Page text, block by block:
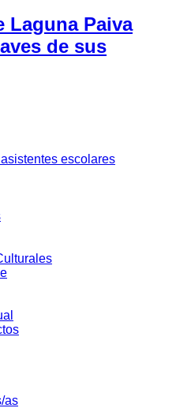
Laguna Paiva
de sus
escolares
as